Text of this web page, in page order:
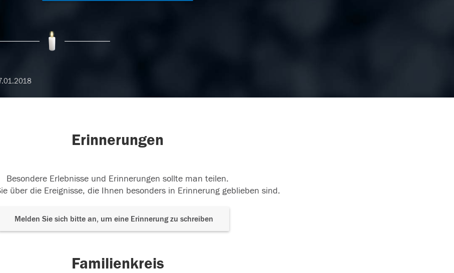
Erinnerungen
Besondere Erlebnisse und Erinnerungen sollte man teilen.
über die Ereignisse, die Ihnen besonders in Erinnerung geblieben sind.
Melden Sie sich bitte an, um eine Erinnerung zu schreiben
Familienkreis